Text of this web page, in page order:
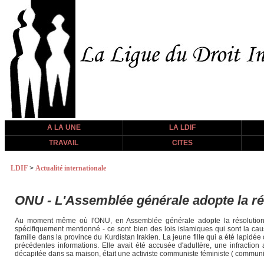
A LA UNE
LA LDIF
TRAVAIL
CITES
LDIF > Actualité internationale
ONU - L'Assemblée générale adopte la
Au moment même où l'ONU, en Assemblée générale adopte la
spécifiquement mentionné - ce sont bien des lois islamiques qui sont la
famille dans la province du Kurdistan Irakien. La jeune fille qui a été
précédentes informations. Elle avait été accusée d'adultère, une
décapitée dans sa maison, était une activiste communiste féministe (